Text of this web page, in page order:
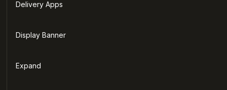
Delivery Apps
Display Banner
Expand